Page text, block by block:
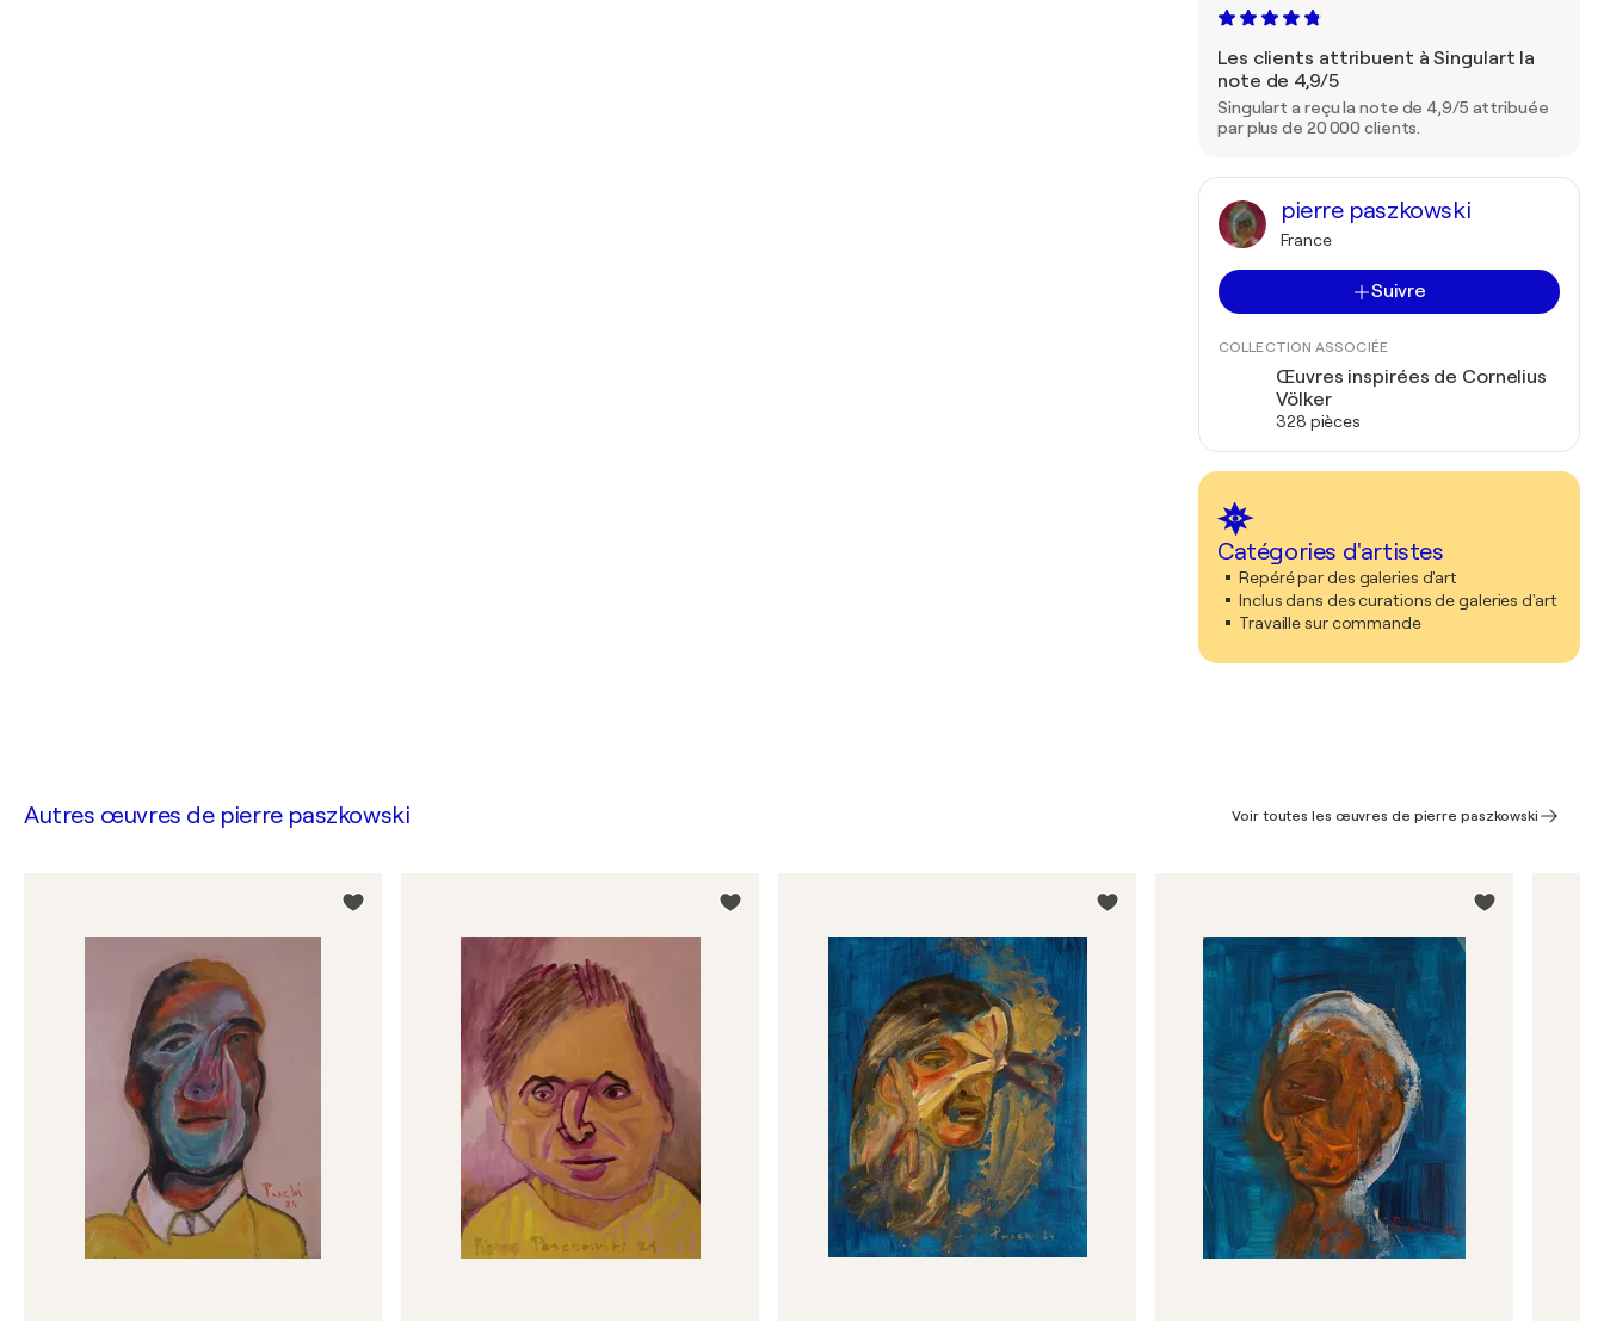
Les clients attribuent à Singulart la
note de 4,9/5
Singulart a reçu la note de 4,9/5 attribuée
par plus de 20 000 clients.
pierre paszkowski
France
Suivre
COLLECTION ASSOCIÉE
Œuvres inspirées de Cornelius
Völker
328 pièces
Catégories d'artistes
Repéré par des galeries d'art
Inclus dans des curations de galeries d'art
Travaille sur commande
Autres œuvres de pierre paszkowski Voir toutes les œuvres de pierre paszkowski